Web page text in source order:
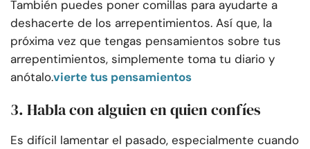
También puedes poner comillas para ayudarte a
deshacerte de los arrepentimientos. Así que, la
próxima vez que tengas pensamientos sobre tus
arrepentimientos, simplemente toma tu diario y
anótalo.vierte tus pensamientos
3. Habla con alguien en quien confíes
Es difícil lamentar el pasado, especialmente cuando